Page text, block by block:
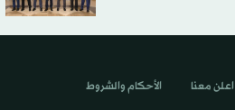
اعلن معنا الأحكام والشروط